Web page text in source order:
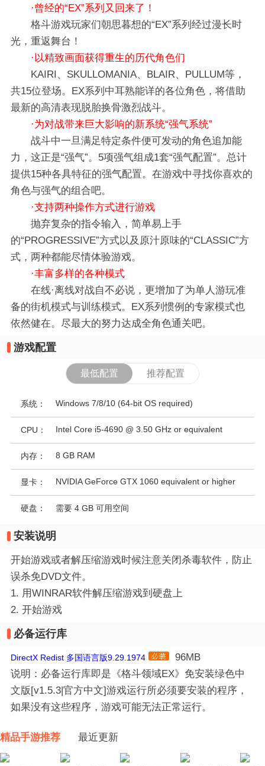
·曾经的“EX”系列又回来了！
格斗游戏玩家们朝思暮想的“EX”系列经过漫长时
光，重返舞台！
·以精致画面获得重生的历代角色们
KAIRI、SKULLOMANIA、BLAIR、PULLUM等，
共15位登场。EX系列中耳熟能详的各位角色，将借助
最新的高清表现脱胎换骨激烈战斗。
·为对战带来巨大影响的新系统“强气系统”
战斗中一旦满足特定条件便可发动的角色追加能
力，这正是“强气”。5项强气组成1套“强气配置”。总计
提供15种各具特征的强气配置。在游戏中寻找你喜欢的
角色与强气的组合吧。
·支持两种操作方式进行游戏
抛弃复杂的指令输入，简单易上手
的“PROGRESSIVE”方式以及原汁原味的“CLASSIC”方
式，两种都能尽情体验游戏。
·丰富多样的各种模式
在线·离线对战自不必说，更增加了为单人游玩准
备的街机模式与训练模式。EX系列惯例的专家模式也
依然健在。尽最大的努力达成全角色通关吧。
游戏配置
最低配置 推荐配置
系统： Windows 7/8/10 (64-bit OS required)
CPU： Intel Core i5-4690 @ 3.50 GHz or equivalent
内存： 8 GB RAM
显卡： NVIDIA GeForce GTX 1060 equivalent or higher
硬盘： 需要 4 GB 可用空间
安装说明
开始游戏或者解压缩游戏时候注意关闭杀毒软件，防止
误杀免DVD文件。
1. 用WINRAR软件解压缩游戏到硬盘上
2. 开始游戏
必备运行库
DirectX Redist 多国语言版9.29.1974
96MB
说明：必备运行库即是《格斗领域EX》免安装绿色中
文版[v1.5.3|官方中文]游戏运行所必须要安装的程序，
如果没有这些程序，游戏可能无法正常运行。
精品手游推荐 最近更新